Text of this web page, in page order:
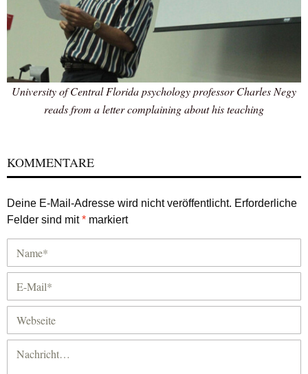
University of Central Florida psychology professor Charles Negy
reads from a letter complaining about his teaching
KOMMENTARE
Deine E-Mail-Adresse wird nicht veröffentlicht. Erforderliche
Felder sind mit* markiert